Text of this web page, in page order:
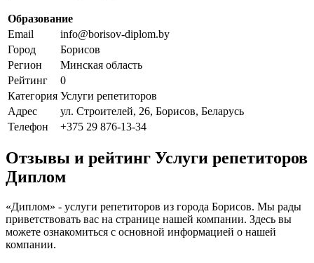
Образование
Email
info@borisov-diplom.by
Город
Борисов
Регион
Минская область
Рейтинг
0
Категория Услуги репетиторов
Адрес
ул. Строителей, 26, Борисов, Беларусь
Телефон
+375 29 876-13-34
Отзывы и рейтинг Услуги репетиторов
Диплом
«Диплом» - услуги репетиторов из города Борисов. Мы рады
приветствовать вас на странице нашей компании. Здесь вы
можете ознакомиться с основной информацией о нашей
компании.